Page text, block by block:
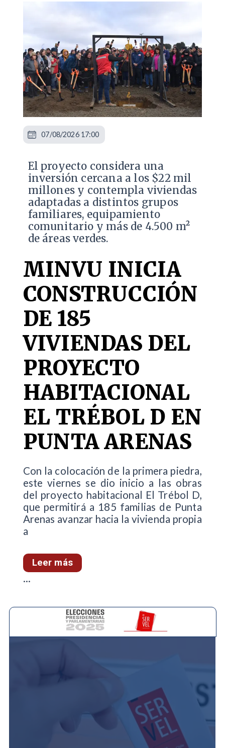
El proyecto considera una
inversión cercana a los $22 mil
millones y contempla viviendas
adaptadas a distintos grupos
familiares, equipamiento
comunitario y más de 4.500 m²
de áreas verdes.
MINVU INICIA
CONSTRUCCIÓN
DE 185
VIVIENDAS DEL
PROYECTO
HABITACIONAL
EL TRÉBOL D EN
PUNTA ARENAS
Con la colocación de la primera piedra,
este viernes se dio inicio a las obras
del proyecto habitacional El Trébol D,
que permitirá a 185 familias de Punta
Arenas avanzar hacia la vivienda propia
a
Leer más
07/08/2026 17:00
...